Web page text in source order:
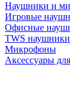
Наушники и
Игровые
Офисные
TWS наушники
Микрофоны
Аксессуары